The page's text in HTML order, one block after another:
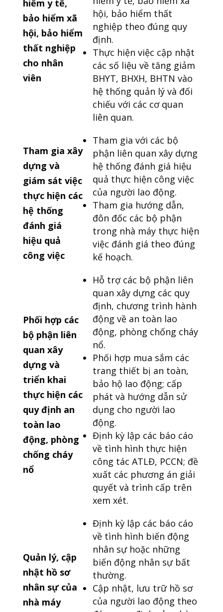
hiểm y tế,
bảo hiểm xã
hội, bảo hiểm
thất nghiệp
cho nhân
viên
hội, bảo hiểm thất
nghiệp theo đúng quy
định.
Thực hiện việc cập nhật
các số liệu về tăng giảm
BHYT, BHXH, BHTN vào
hệ thống quản lý và đối
chiếu với các cơ quan
liên quan.
Tham gia xây
dựng và
giám sát việc
thực hiện các
hệ thống
đánh giá
hiệu quả
công việc
Tham gia với các bộ
phận liên quan xây dựng
hệ thống đánh giá hiệu
quả thực hiện công việc
của người lao động.
Tham gia hướng dẫn,
đôn đốc các bộ phận
trong nhà máy thực hiện
việc đánh giá theo đúng
kế hoạch.
Phối hợp các
bộ phận liên
quan xây
dựng và
triển khai
thực hiện các
quy định an
toàn lao
động, phòng
chống cháy
nổ
Hỗ trợ các bộ phận liên
quan xây dựng các quy
định, chương trình hành
động về an toàn lao
động, phòng chống cháy
nổ.
Phối hợp mua sắm các
trang thiết bị an toàn,
bảo hộ lao động; cấp
phát và hướng dẫn sử
dụng cho người lao
động.
Định kỳ lập các báo cáo
về tình hình thực hiện
công tác ATLĐ, PCCN; đề
xuất các phương án giải
quyết và trình cấp trên
xem xét.
Quản lý, cập
nhật hồ sơ
nhân sự của
nhà máy
Định kỳ lập các báo cáo
về tình hình biến động
nhân sự hoặc những
biến động nhân sự bất
thường.
Cập nhật, lưu trữ hồ sơ
của người lao động theo